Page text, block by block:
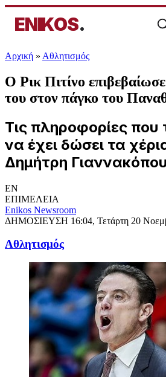
ENIKOS.
Αρχική » Αθλητισμός
Ο Ρικ Πιτίνο
του στον πάγκο του
Τις πληροφορίες που
να έχει δώσει τα
Δημήτρη
EN
ΕΠΙΜΕΛΕΙΑ
Enikos Newsroom
ΔΗΜΟΣΙΕΥΣΗ 16:04, Τετάρτη 20
Αθλητισμός